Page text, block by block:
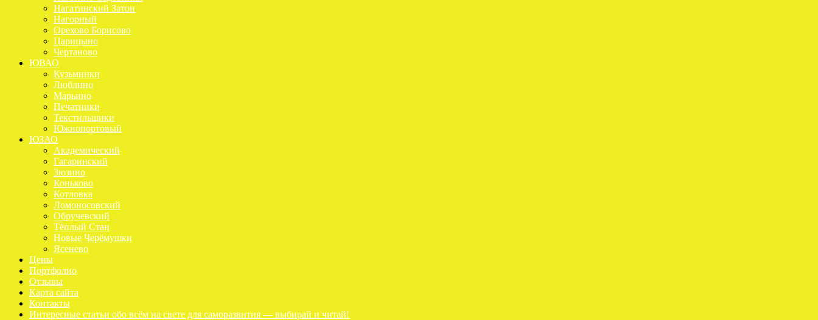
Нагатинский Затон
Нагорный
Орехово Борисово
Царицыно
Чертаново
ЮВАО
Кузьминки
Люблино
Марьино
Печатники
Текстильщики
Южнопортовый
ЮЗАО
Академический
Гагаринский
Зюзино
Коньково
Котловка
Ломоносовский
Обручевский
Тёплый Стан
Новые Черёмушки
Ясенево
Цены
Портфолио
Отзывы
Карта сайта
Контакты
Интересные статьи обо всём на свете для саморазвития — выбирай и читай!